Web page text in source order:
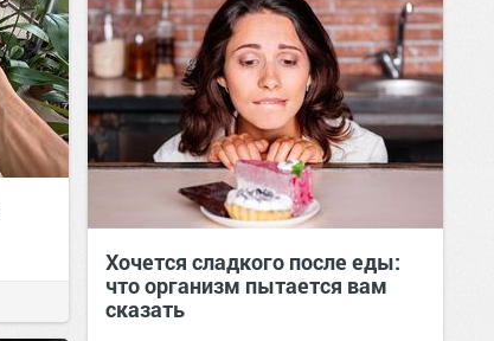
Хочется сладкого после еды:
что организм пытается вам
сказать